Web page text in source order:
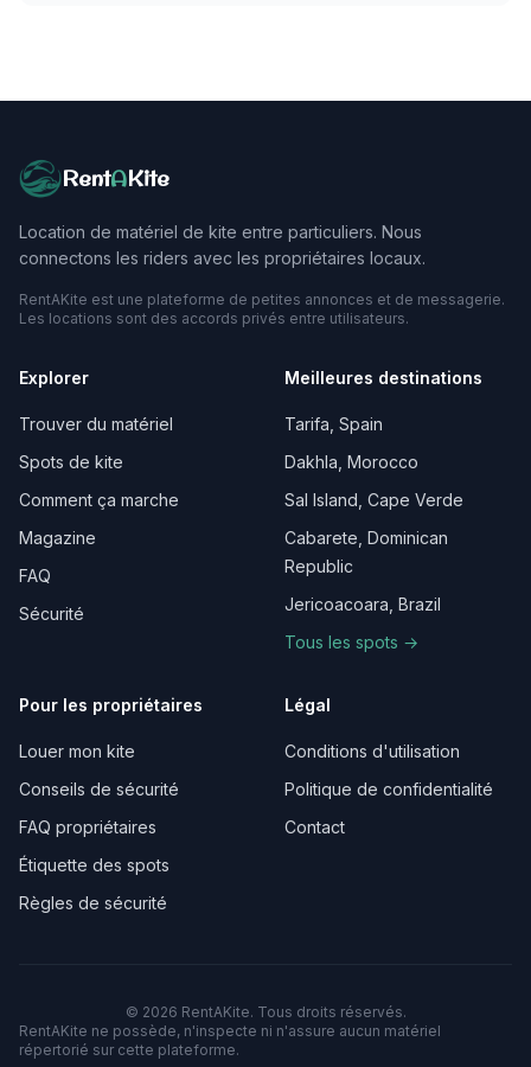
RentAKite
Location de matériel de kite entre particuliers. Nous
connectons les riders avec les propriétaires locaux.
RentAKite est une plateforme de petites annonces et de messagerie.
Les locations sont des accords privés entre utilisateurs.
Explorer
Trouver du matériel
Spots de kite
Comment ça marche
Magazine
FAQ
Sécurité
Meilleures destinations
Tarifa, Spain
Dakhla, Morocco
Sal Island, Cape Verde
Cabarete, Dominican
Republic
Jericoacoara, Brazil
Tous les spots →
Pour les propriétaires
Louer mon kite
Conseils de sécurité
FAQ propriétaires
Étiquette des spots
Règles de sécurité
Légal
Conditions d'utilisation
Politique de confidentialité
Contact
© 2026 RentAKite. Tous droits réservés.
RentAKite ne possède, n'inspecte ni n'assure aucun matériel
répertorié sur cette plateforme.